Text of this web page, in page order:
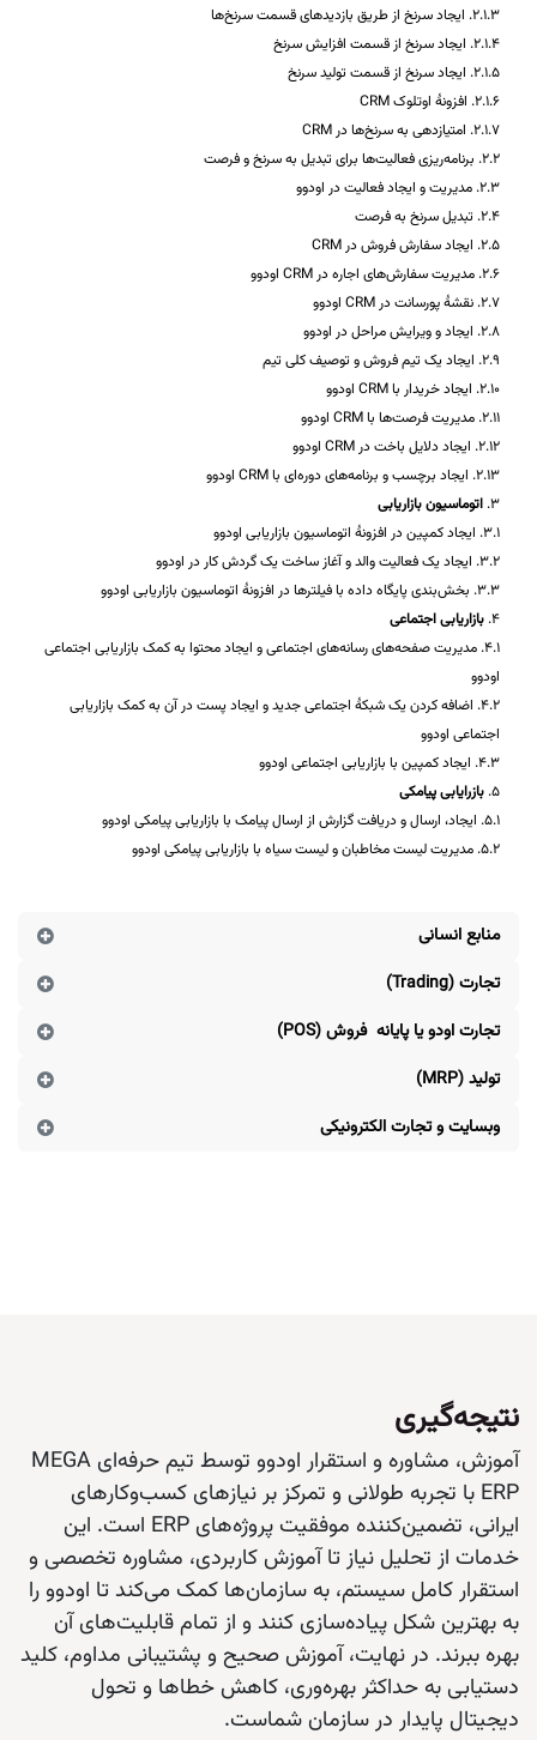
2.1.3. ایجاد سرنخ از طریق بازدیدهای قسمت سرنخ‌ها
2.1.4. ایجاد سرنخ از قسمت افزایش سرنخ
2.1.5. ایجاد سرنخ از قسمت تولید سرنخ
2.1.6. افزونۀ اوتلوک CRM
2.1.7. امتیازدهی به سرنخ‌ها در CRM
2.3. مدیریت و ایجاد فعالیت در اودوو
2.4. تبدیل سرنخ به فرصت
2.5. ایجاد سفارش فروش در CRM
2.7. نقشۀ پورسانت در CRM اودوو
2.8. ایجاد و ویرایش مراحل در اودوو
2.10. ایجاد خریدار با CRM اودوو
2.12. ایجاد دلایل باخت در CRM اودوو
2.13. ایجاد برچسب و برنامه‌های دوره‌ای با CRM اودوو
اتوماسیون بازاریابی
3.2. ایجاد یک فعالیت والد و آغاز ساخت یک گردش کار در اودوو
3.3. بخش‌بندی پایگاه داده با فیلترها در افزونۀ اتوماسیون بازاریابی اودوو
بازاریابی اجتماعی
4.1. مدیریت صفحه‌های رسانه‌های اجتماعی و ایجاد محتوا به کمک بازاریابی اجتماعی
اودوو
4.2. اضافه کردن یک شبکۀ اجتماعی جدید و ایجاد پست در آن به کمک بازاریابی
اجتماعی اودوو
4.3. ایجاد کمپین با بازاریابی اجتماعی اودوو
بازرایابی پیامکی
5.2. مدیریت لیست مخاطبان و لیست سیاه با بازاریابی پیامکی اودوو
منابع انسانی
تجارت (Trading)
تجارت اودو یا پایانه فروش (POS)
تولید (MRP)
وبسایت و تجارت الکترونیکی
نتیجه‌گیری
آموزش، مشاوره و استقرار اودوو توسط تیم حرفه‌ای MEGA
ERP با تجربه طولانی و تمرکز بر نیازهای کسب‌وکارهای
ایرانی، تضمین‌کننده موفقیت پروژه‌های ERP است. این
خدمات از تحلیل نیاز تا آموزش کاربردی، مشاوره تخصصی و
استقرار کامل سیستم، به سازمان‌ها کمک می‌کند تا اودوو را
به بهترین شکل پیاده‌سازی کنند و از تمام قابلیت‌های آن
بهره ببرند. در نهایت، آموزش صحیح و پشتیبانی مداوم، کلید
دستیابی به حداکثر بهره‌وری، کاهش خطاها و تحول
دیجیتال پایدار در سازمان شماست.